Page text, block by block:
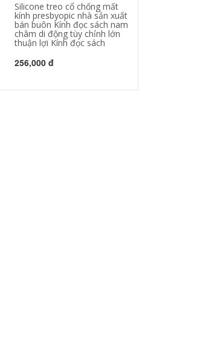
Silicone treo cổ chống mất
kính presbyopic nhà sản xuất
bán buôn Kính đọc sách nam
châm di động tùy chỉnh lớn
thuận lợi Kính đọc sách
256,000 đ